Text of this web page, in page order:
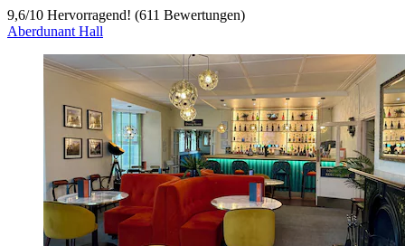
9,6/10 Hervorragend! (611 Bewertungen)
Aberdunant Hall